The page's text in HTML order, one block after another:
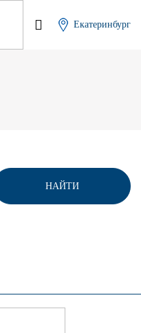
Екатеринбург
НАЙТИ